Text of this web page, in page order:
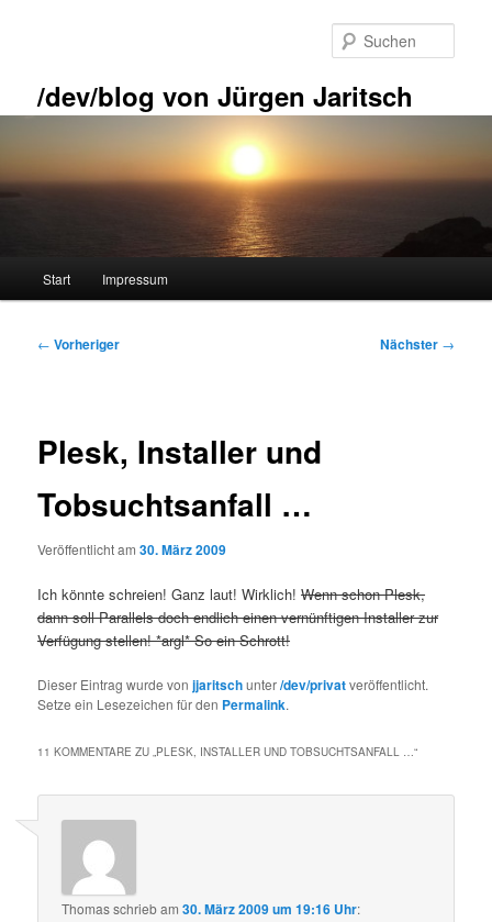
/dev/blog von Jürgen Jaritsch
Start Impressum
Beitragsnavigation
← Vorheriger Nächster →
Plesk, Installer und
Tobsuchtsanfall …
Veröffentlicht am30. März 2009
Ich könnte schreien! Ganz laut! Wirklich!Wenn schon Plesk,
dann soll Parallels doch endlich einen vernünftigen Installer zur
Verfügung stellen! *argl* So ein Schrott!
Dieser Eintrag wurde vonjjaritschunter/dev/privatveröffentlicht.
Setze ein Lesezeichen für den Permalink.
11 KOMMENTARE ZU „PLESK, INSTALLER UND TOBSUCHTSANFALL …“
Thomasschriebam30. März 2009 um 19:16 Uhr: